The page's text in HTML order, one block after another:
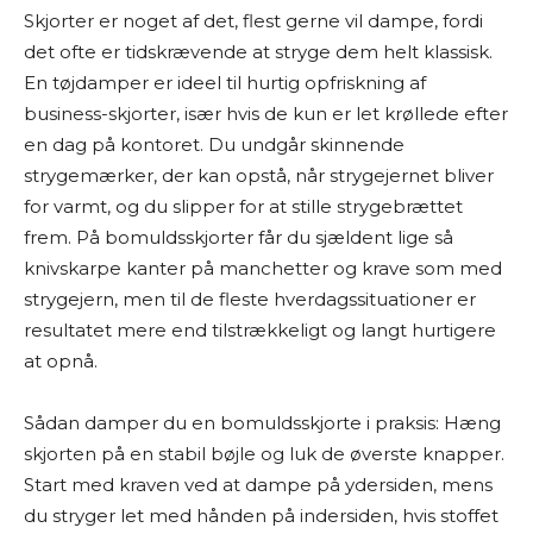
Skjorter er noget af det, flest gerne vil dampe, fordi
det ofte er tidskrævende at stryge dem helt klassisk.
En tøjdamper er ideel til hurtig opfriskning af
business-skjorter, især hvis de kun er let krøllede efter
en dag på kontoret. Du undgår skinnende
strygemærker, der kan opstå, når strygejernet bliver
for varmt, og du slipper for at stille strygebrættet
frem. På bomuldsskjorter får du sjældent lige så
knivskarpe kanter på manchetter og krave som med
strygejern, men til de fleste hverdagssituationer er
resultatet mere end tilstrækkeligt og langt hurtigere
at opnå.
Sådan damper du en bomuldsskjorte i praksis: Hæng
skjorten på en stabil bøjle og luk de øverste knapper.
Start med kraven ved at dampe på ydersiden, mens
du stryger let med hånden på indersiden, hvis stoffet